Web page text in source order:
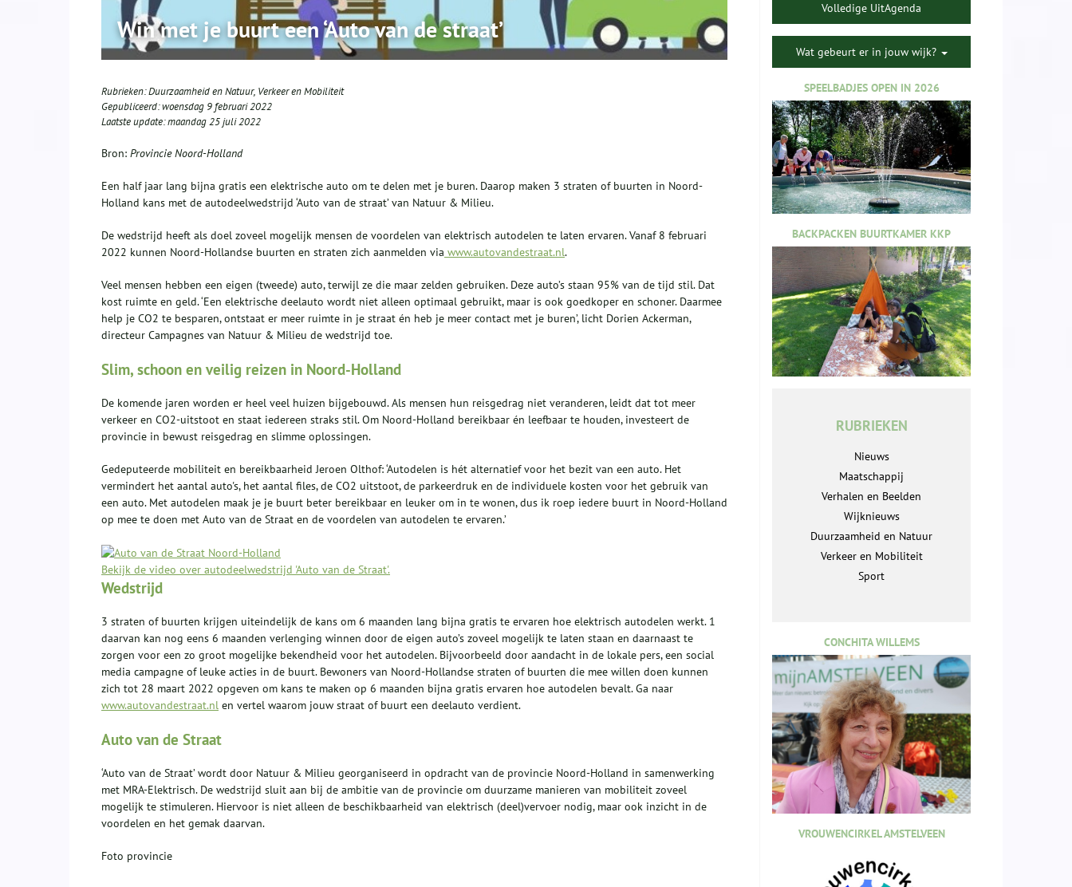
Win met je buurt een ‘Auto van de straat’
Rubrieken:Duurzaamheid en Natuur, Verkeer en Mobiliteit
Gepubliceerd:woensdag 9 februari 2022
Laatste update:maandag 25 juli 2022
Bron: Provincie Noord-Holland
Een half jaar lang bijna gratis een elektrische auto om te delen met je buren. Daarop maken 3 straten of buurten in Noord-
Holland kans met de autodeelwedstrijd ‘Auto van de straat’ van Natuur & Milieu.
De wedstrijd heeft als doel zoveel mogelijk mensen de voordelen van elektrisch autodelen te laten ervaren. Vanaf 8 februari
2022 kunnen Noord-Hollandse buurten en straten zich aanmelden via www.autovandestraat.nl.
Veel mensen hebben een eigen (tweede) auto, terwijl ze die maar zelden gebruiken. Deze auto’s staan 95% van de tijd stil. Dat
kost ruimte en geld. ‘Een elektrische deelauto wordt niet alleen optimaal gebruikt, maar is ook goedkoper en schoner. Daarmee
help je CO2 te besparen, ontstaat er meer ruimte in je straat én heb je meer contact met je buren’, licht Dorien Ackerman,
directeur Campagnes van Natuur & Milieu de wedstrijd toe.
Slim, schoon en veilig reizen in Noord-Holland
De komende jaren worden er heel veel huizen bijgebouwd. Als mensen hun reisgedrag niet veranderen, leidt dat tot meer
verkeer en CO2-uitstoot en staat iedereen straks stil. Om Noord-Holland bereikbaar én leefbaar te houden, investeert de
provincie in bewust reisgedrag en slimme oplossingen.
Gedeputeerde mobiliteit en bereikbaarheid Jeroen Olthof: ‘Autodelen is hét alternatief voor het bezit van een auto. Het
vermindert het aantal auto's, het aantal files, de CO2 uitstoot, de parkeerdruk en de individuele kosten voor het gebruik van
een auto. Met autodelen maak je je buurt beter bereikbaar en leuker om in te wonen, dus ik roep iedere buurt in Noord-Holland
op mee te doen met Auto van de Straat en de voordelen van autodelen te ervaren.’
Bekijk de video over autodeelwedstrijd 'Auto van de Straat'.
Wedstrijd
3 straten of buurten krijgen uiteindelijk de kans om 6 maanden lang bijna gratis te ervaren hoe elektrisch autodelen werkt. 1
daarvan kan nog eens 6 maanden verlenging winnen door de eigen auto’s zoveel mogelijk te laten staan en daarnaast te
zorgen voor een zo groot mogelijke bekendheid voor het autodelen. Bijvoorbeeld door aandacht in de lokale pers, een social
media campagne of leuke acties in de buurt. Bewoners van Noord-Hollandse straten of buurten die mee willen doen kunnen
zich tot 28 maart 2022 opgeven om kans te maken op 6 maanden bijna gratis ervaren hoe autodelen bevalt. Ga naar
www.autovandestraat.nl en vertel waarom jouw straat of buurt een deelauto verdient.
Auto van de Straat
‘Auto van de Straat’ wordt door Natuur & Milieu georganiseerd in opdracht van de provincie Noord-Holland in samenwerking
met MRA-Elektrisch. De wedstrijd sluit aan bij de ambitie van de provincie om duurzame manieren van mobiliteit zoveel
mogelijk te stimuleren. Hiervoor is niet alleen de beschikbaarheid van elektrisch (deel)vervoer nodig, maar ook inzicht in de
voordelen en het gemak daarvan.
Foto provincie
Volledige UitAgenda
Wat gebeurt er in jouw wijk?
SPEELBADJES OPEN IN 2026
BACKPACKEN BUURTKAMER KKP
RUBRIEKEN
Nieuws
Maatschappij
Verhalen en Beelden
Wijknieuws
Duurzaamheid en Natuur
Verkeer en Mobiliteit
Sport
CONCHITA WILLEMS
VROUWENCIRKEL AMSTELVEEN